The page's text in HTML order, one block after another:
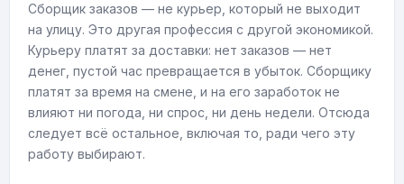
Сборщик заказов — не курьер, который не выходит
на улицу. Это другая профессия с другой экономикой.
Курьеру платят за доставки: нет заказов — нет
денег, пустой час превращается в убыток. Сборщику
платят за время на смене, и на его заработок не
влияют ни погода, ни спрос, ни день недели. Отсюда
следует всё остальное, включая то, ради чего эту
работу выбирают.